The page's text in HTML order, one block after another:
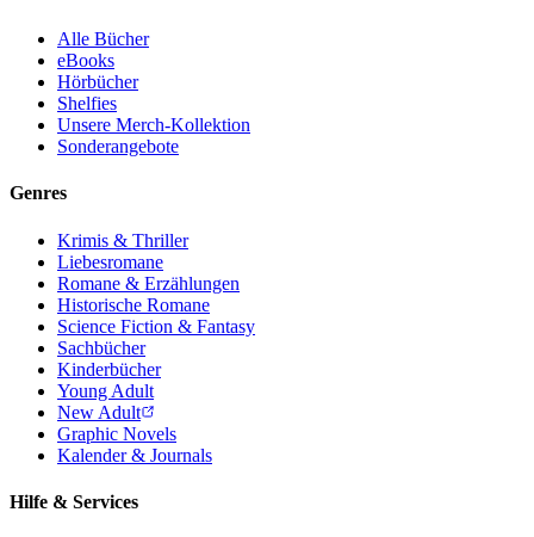
Alle Bücher
eBooks
Hörbücher
Shelfies
Unsere Merch-Kollektion
Sonderangebote
Genres
Krimis & Thriller
Liebesromane
Romane & Erzählungen
Historische Romane
Science Fiction & Fantasy
Sachbücher
Kinderbücher
Young Adult
New Adult
Graphic Novels
Kalender & Journals
Hilfe & Services